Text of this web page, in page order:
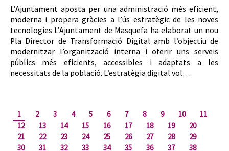
L’Ajuntament aposta per una administració més eficient,
moderna i propera gràcies a l’ús estratègic de les noves
tecnologies L’Ajuntament de Masquefa ha elaborat un nou
Pla Director de Transformació Digital amb l’objectiu de
modernitzar l’organització interna i oferir uns serveis
públics més eficients, accessibles i adaptats a les
necessitats de la població. L’estratègia digital vol…
1 2 3 4 5 6 7 8 9 10
11
12
13 14 15 16 17 18 19
20
21
22 23 24 25 26 27 28
29
30
31 32 33 34 35 36 37 38